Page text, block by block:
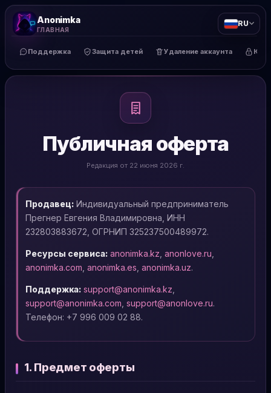
Anonimka
ГЛАВНАЯ
Поддержка Защита детей Удаление аккаунта
Публичная оферта
Редакция от 22 июня 2026 г.
Продавец: Индивидуальный предприниматель
Прегнер Евгения Владимировна, ИНН
232803883672, ОГРНИП 325237500489972.
Ресурсы сервиса: anonimka.kz anonlove.ru
anonimka.com anonimka.es anonimka.uz.
Поддержка: support@anonimka.kz
support@anonimka.com support@anonlove.ru.
Телефон: +7 996 009 02 88.
1. Предмет оферты
RU